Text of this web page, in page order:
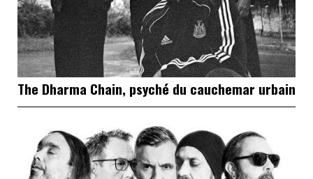
The Dharma Chain, psyché du cauchemar urbain